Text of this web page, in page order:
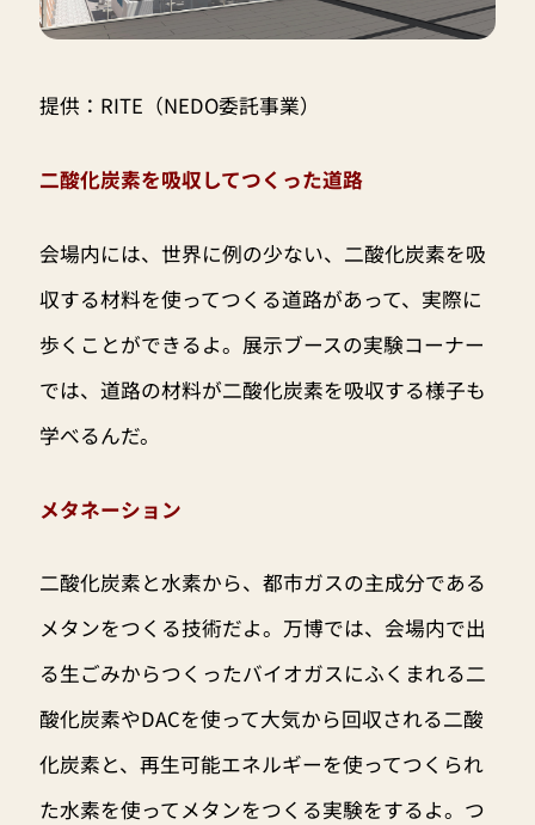
提供：RITE（NEDO委託事業）
二酸化炭素を吸収してつくった道路
会場内には、世界に例の少ない、二酸化炭素を吸
収する材料を使ってつくる道路があって、実際に
歩くことができるよ。展示ブースの実験コーナー
では、道路の材料が二酸化炭素を吸収する様子も
学べるんだ。
メタネーション
二酸化炭素と水素から、都市ガスの主成分である
メタンをつくる技術だよ。万博では、会場内で出
る生ごみからつくったバイオガスにふくまれる二
酸化炭素やDACを使って大気から回収される二酸
化炭素と、再生可能エネルギーを使ってつくられ
た水素を使ってメタンをつくる実験をするよ。つ